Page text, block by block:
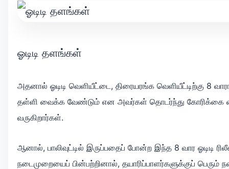
ஓடிடி தளங்கள்
அதனால் ஓடிடி வெளியீட்டை, திரையரங்க வெளியீட்டிற்கு 8
தள்ளி வைக்க வேண்டும் என அவர்கள் தொடர்ந்து கோரிக்கை
வருகிறார்கள்.
ஆனால், பாலிவுட்டில் இருப்பதைப் போன்ற இந்த 8 வார ஓடிடி
நடைமுறையைப் பின்பற்றினால், தயாரிப்பாளர்களுக்குப் பெரும்